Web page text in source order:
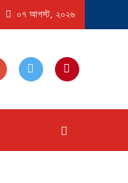
হতে পারেন ১৮ হাজারের বেশি মানুষ
০৭ আগস্ট, ২০২৬